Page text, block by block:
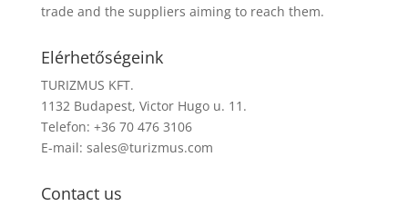
trade and the suppliers aiming to reach them.
Elérhetőségeink
TURIZMUS KFT.
1132 Budapest, Victor Hugo u. 11.
Telefon: +36 70 476 3106
E-mail: sales@turizmus.com
Contact us